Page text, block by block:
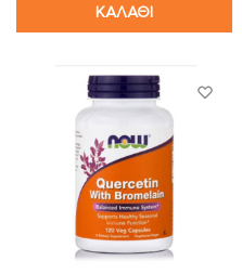
ΚΑΛΑΘΙ